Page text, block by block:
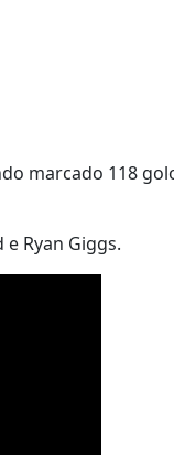
marcado 118
Ryan Giggs.